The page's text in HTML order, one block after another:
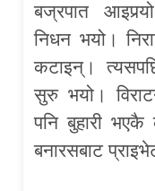
बज्रपात
निधन भयो।
कटाइन्।
सुरु भयो।
पनि बुहारी
बनारसबाट